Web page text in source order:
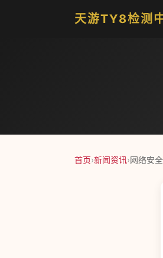
天游TY8检测
首页›新闻资讯›网络安